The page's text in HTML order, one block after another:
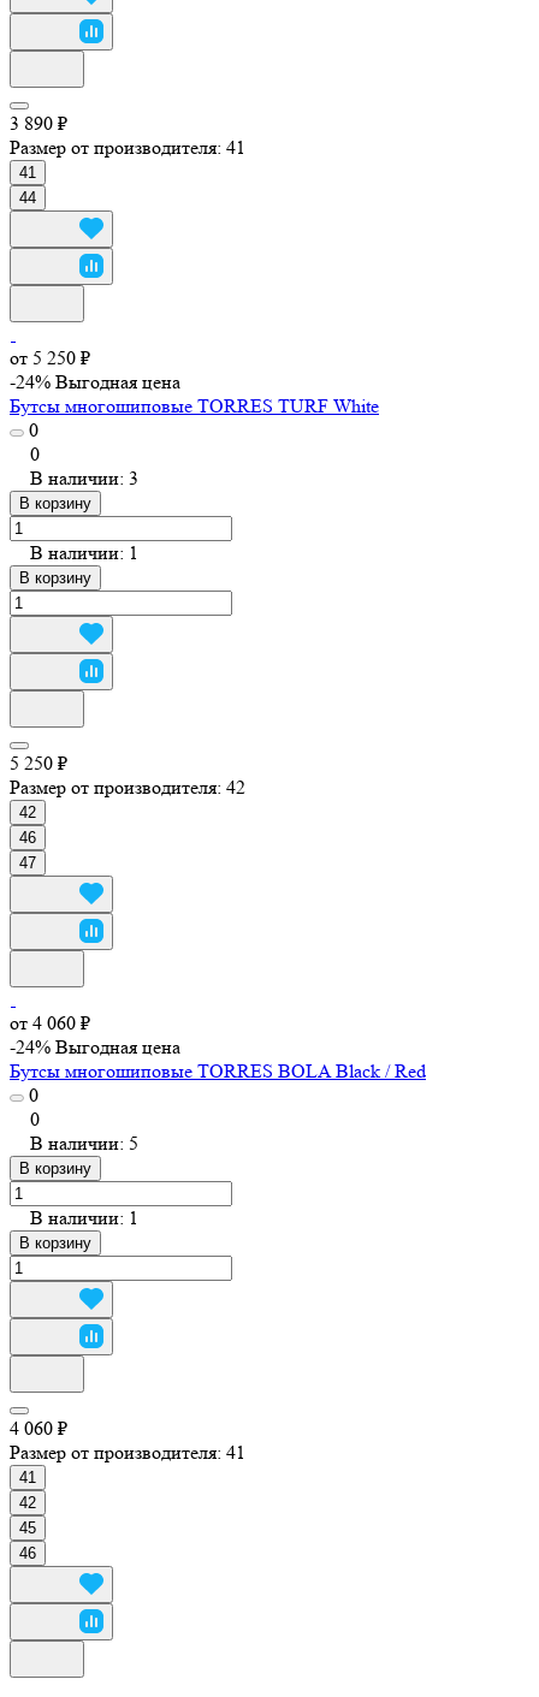
3 890 ₽
Размер от производителя: 41
41
44
от 5 250 ₽
-24% Выгодная цена
Бутсы многошиповые TORRES TURF White
0
0
В наличии: 3
В корзину
В наличии: 1
В корзину
5 250 ₽
Размер от производителя: 42
42
46
47
от 4 060 ₽
-24% Выгодная цена
Бутсы многошиповые TORRES BOLA Black / Red
0
0
В наличии: 5
В корзину
В наличии: 1
В корзину
4 060 ₽
Размер от производителя: 41
41
42
45
46